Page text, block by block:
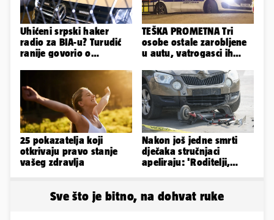
Uhićeni srpski haker
radio za BIA-u? Turudić
ranije govorio o
TEŠKA PROMETNA Tri
osobe ostale zarobljene
u autu, vatrogasci ih
25 pokazatelja koji
otkrivaju pravo stanje
vašeg zdravlja
Nakon još jedne smrti
dječaka stručnjaci
apeliraju: 'Roditelji,
Sve što je bitno, na dohvat ruke